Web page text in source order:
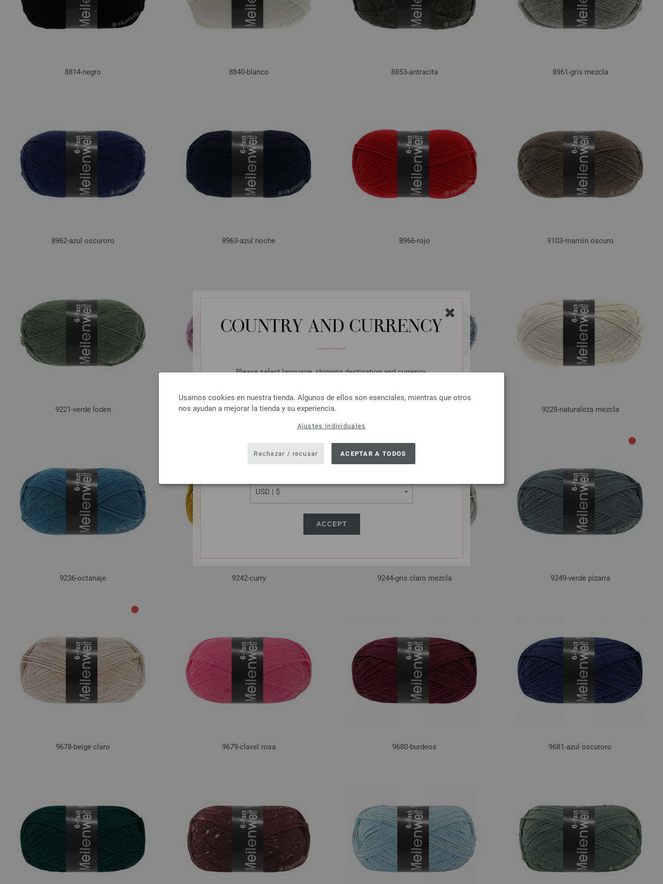
COUNTRY AND CURRENCY
Please select language, shipping destination and currency.
USA - The United States of America
ACCEPT
Usamos cookies en nuestra tienda. Algunos de ellos son esenciales, mientras que otros
nos ayudan a mejorar la tienda y su experiencia.
Ajustes individuales
Rechazar / recusar ACEPTAR A TODOS
8814-negro 8840-blanco 8853-antracita 8961-gris mezcla
8962-azul oscuroro 8963-azul noche 8966-rojo 9103-marrón oscuro
9221-verde loden 9223-rosa vieja 9228-naturaleza mezcla
9236-octanaje 9242-curry 9244-gris claro mezcla 9249-verde pizarra
9678-beige claro 9679-clavel rosa 9680-burdeos 9681-azul oscuroro